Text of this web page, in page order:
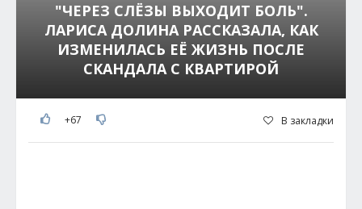
"ЧЕРЕЗ СЛЁЗЫ ВЫХОДИТ БОЛЬ".
ЛАРИСА ДОЛИНА РАССКАЗАЛА, КАК
ИЗМЕНИЛАСЬ ЕЁ ЖИЗНЬ ПОСЛЕ
СКАНДАЛА С КВАРТИРОЙ
+67 В закладки